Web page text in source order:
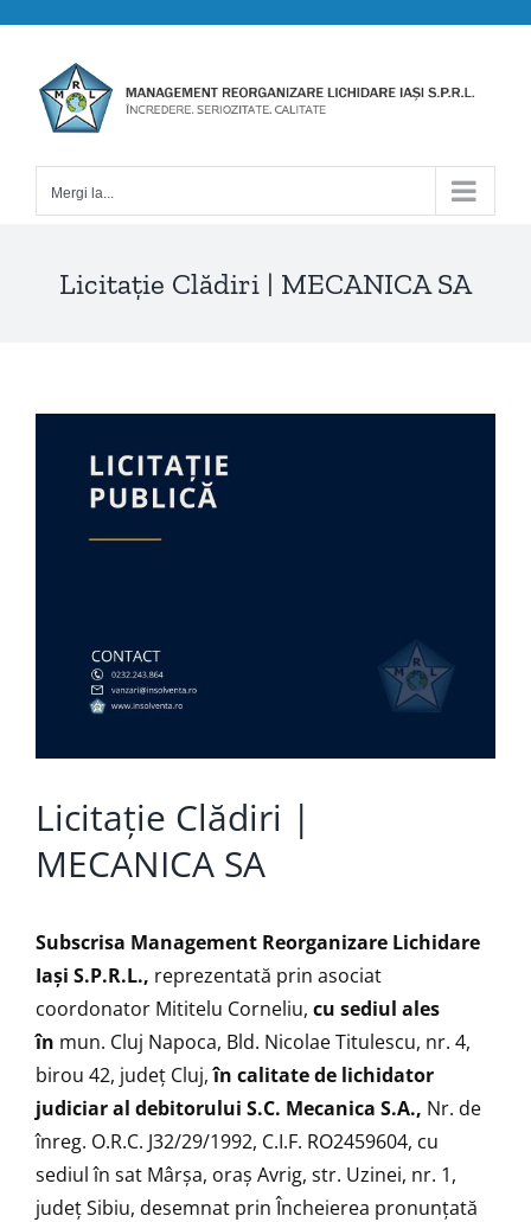
content
Mergi la...
Licitație Clădiri | MECANICA SA
Larger
Licitație Clădiri |
MECANICA SA
Subscrisa Management Reorganizare Lichidare
Iaşi S.P.R.L., reprezentată prin asociat
coordonator Mititelu Corneliu, cu sediul ales
în mun. Cluj Napoca, Bld. Nicolae Titulescu, nr. 4,
birou 42, județ Cluj,în calitate de lichidator
judiciar al debitorului S.C. Mecanica S.A., Nr. de
înreg. O.R.C. J32/29/1992, C.I.F. RO2459604, cu
sediul în sat Mârșa, oraș Avrig, str. Uzinei, nr. 1,
județ Sibiu, desemnat prin Încheierea pronunțată